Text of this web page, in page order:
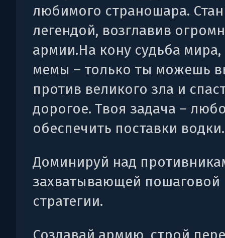
любимого страношара.
легендой, возглавив
армии.На кону судьба мира,
мемы – только ты можешь
против великого зла и
дорогое. Твоя задача –
обеспечить поставки водки.
Доминируй над
захватывающей пошаговой
стратегии.